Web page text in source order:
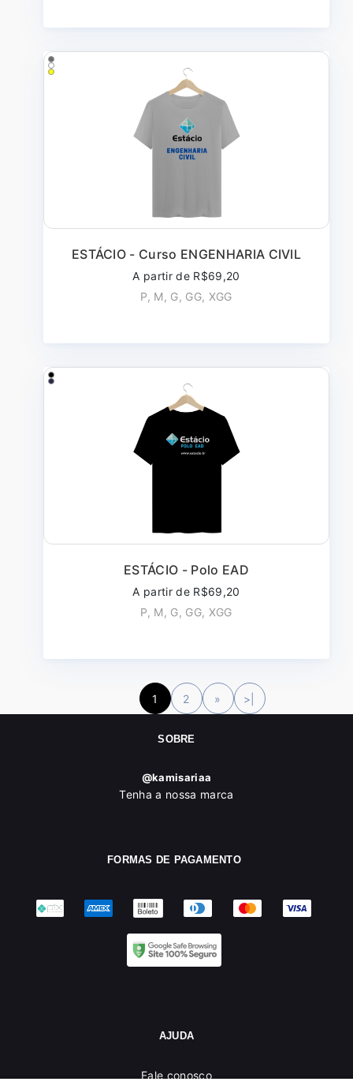
ESTÁCIO - Curso ENGENHARIA CIVIL
A partir de R$69,20
P, M, G, GG, XGG
ESTÁCIO - Polo EAD
A partir de R$69,20
P, M, G, GG, XGG
1 2 » >|
SOBRE
@kamisariaa
Tenha a nossa marca
FORMAS DE PAGAMENTO
AJUDA
Fale conosco